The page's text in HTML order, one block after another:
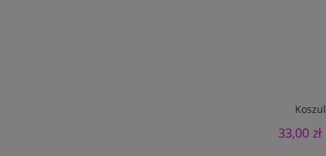
33,00 zł